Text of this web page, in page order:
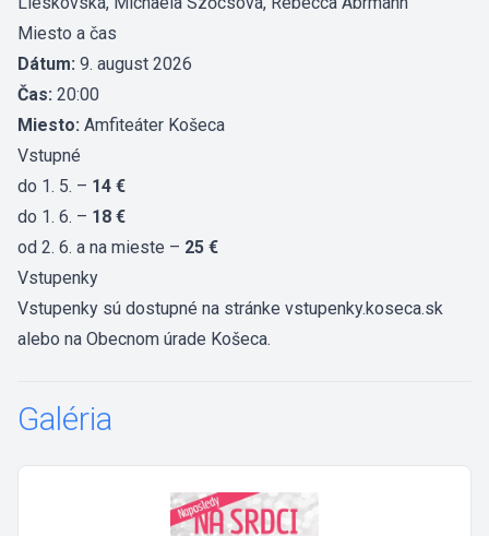
Miesto a čas
Dátum: 9. august 2026
Čas: 20:00
Miesto: Amfiteáter Košeca
Vstupné
do 1. 5. – 14 €
do 1. 6. – 18 €
od 2. 6. a na mieste – 25 €
Vstupenky
Vstupenky sú dostupné na stránke vstupenky.koseca.sk
alebo na Obecnom úrade Košeca.
Galéria